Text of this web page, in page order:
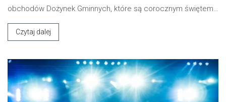
obchodów Dożynek Gminnych, które są corocznym świętem…
Czytaj dalej